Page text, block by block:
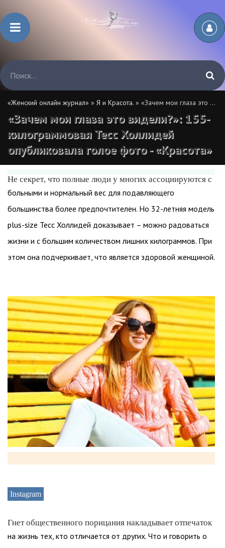
«Женский онлайн журнал» » Я и Красота. » «Зачем мои глаза это видели?»: 155-килограммовая Тесс Холлидей опубликовала голое фото - «Красота»
«Зачем мои глаза это видели?»: 155-
килограммовая Тесс Холлидей
опубликовала голое фото - «Красота»
Не секрет, что полные люди у многих ассоциируются с
больными и нормальный вес для подавляющего
большинства более предпочтителен. Но 32-летняя модель
plus-size Тесс Холлидей доказывает – можно радоваться
жизни и с большим количеством лишних килограммов. При
этом она подчеркивает, что является здоровой женщиной.
Instagram
Гнет общественного порицания накладывает отпечаток
на жизнь тех, кто отличается от других. Что и говорить о